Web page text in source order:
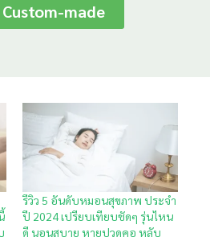
made
รีวิว 5 อันดับหมอนสุขภาพ ประจำ
ปี 2024 เปรียบเทียบชัดๆ รุ่นไหน
ดี นอนสบาย หายปวดคอ หลับ